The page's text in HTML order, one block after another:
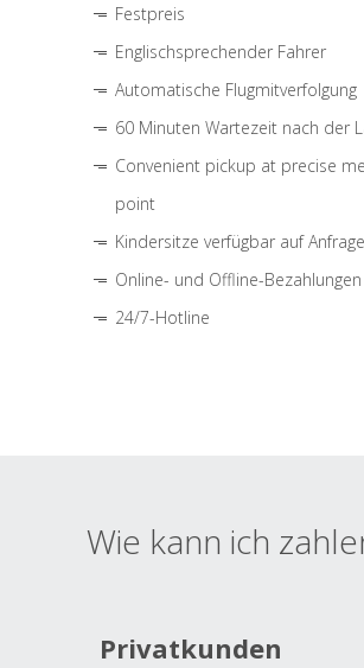
Festpreis
Englischsprechender Fahrer
Automatische Flugmitverfolgung
60 Minuten Wartezeit nach der
Convenient pickup at precise
point
Kindersitze verfügbar auf Anfrage
Online- und Offline-Bezahlungen
24/7-Hotline
Wie kann ich
Privatkunden